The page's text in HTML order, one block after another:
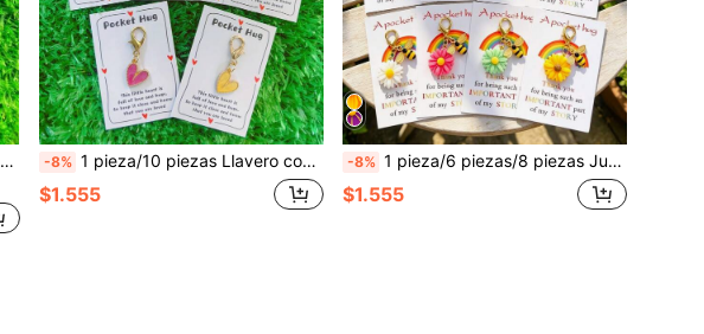
-8% 1 pieza/10 piezas Llavero con colgante de metal con forma de corazón de colores, con tarjeta de agradecimiento, adecuado para regalos del Día de la Madre, Día del Maestro, cumpleaños, graduación para mejores amigos, recuerdos de fiesta, decoración de llavero para mochila, billetera, llaves de coche
$1.555
-8% 1 pieza/6 piezas/8 piezas Juego de llaveros de abeja, margarita y girasol de agradecimiento, llavero de fiesta de abeja y margarita de colores, tarjeta de agradecimiento de tema de abeja para maestros, perfecto para regalos de cumpleaños, boda, día del maestro y graduación, con patrón de abrazo y diseño de abeja, regalo de vuelta a la escuela, accesorio de llavero para coche, colgante de mochila, regalo para maestros
$1.555